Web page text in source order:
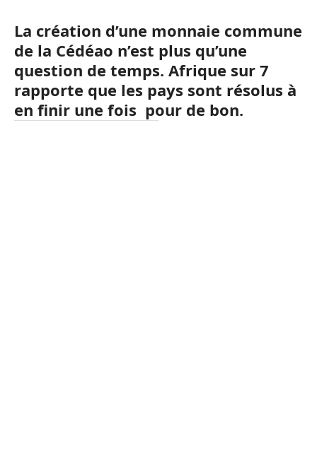
La création d’une monnaie commune
de la Cédéao n’est plus qu’une
question de temps. Afrique sur 7
rapporte que les pays sont résolus à
en finir une fois pour de bon.